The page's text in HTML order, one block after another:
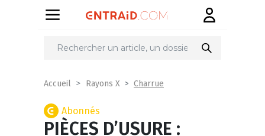
Partager
Accueil Rayons X Charrue
Abonnés
PIÈCES D’USURE :